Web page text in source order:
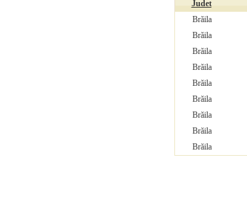
Judet
Brăila
Brăila
Brăila
Brăila
Brăila
Brăila
Brăila
Brăila
Brăila